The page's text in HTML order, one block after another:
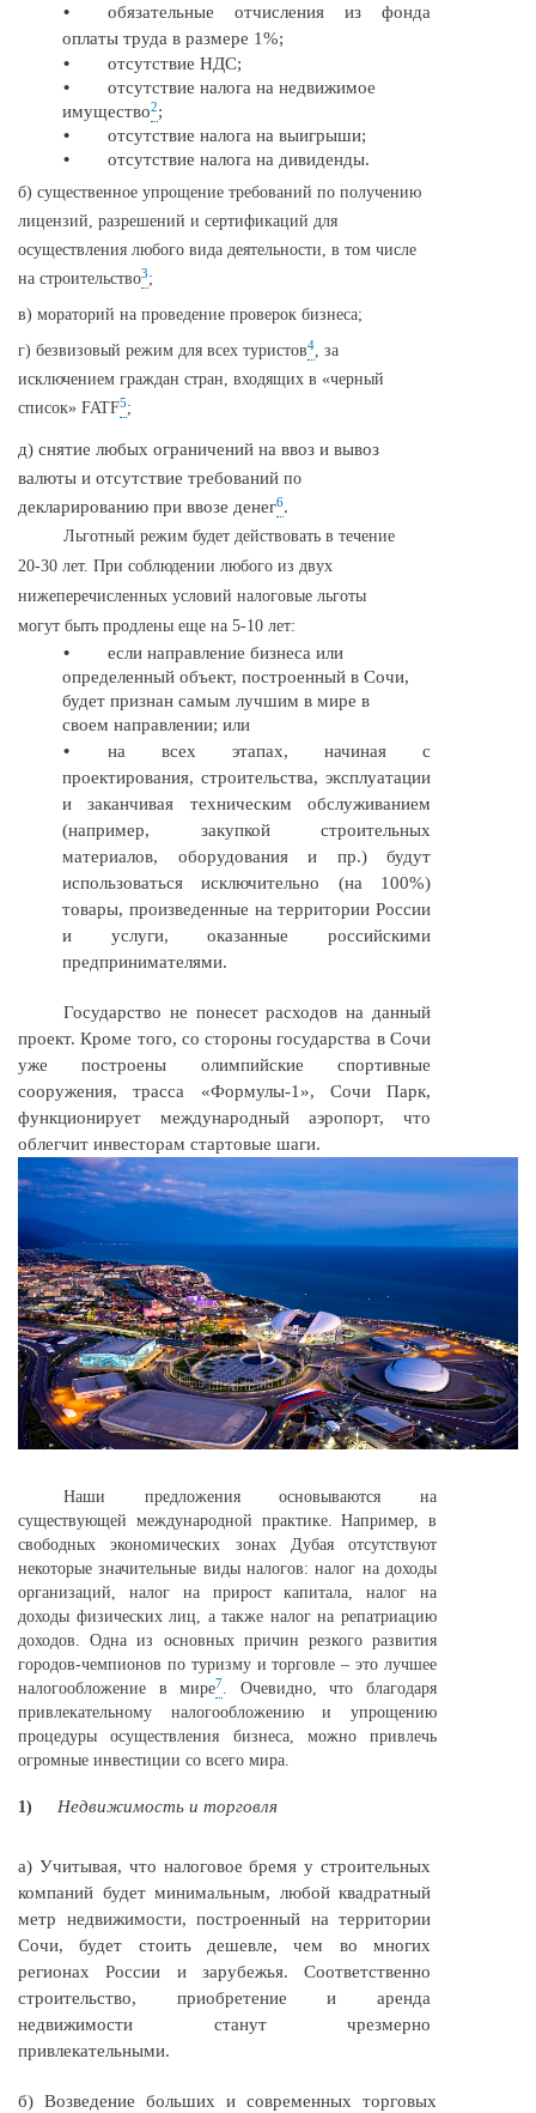
•
обязательные отчисления из фонда
оплаты труда в размере 1%;
• отсутствие НДС;
•
отсутствие налога на недвижимое
имущество2;
• отсутствие налога на выигрыши;
• отсутствие налога на дивиденды.
б) существенное упрощение требований по получению
лицензий, разрешений и сертификаций для
осуществления любого вида деятельности, в том числе
на строительство3;
в) мораторий на проведение проверок бизнеса;
г) безвизовый режим для всех туристов4, за
исключением граждан стран, входящих в «черный
список» FATF5;
д) снятие любых ограничений на ввоз и вывоз
валюты и отсутствие требований по
декларированию при ввозе денег6.
Льготный режим будет действовать в течение
20-30 лет. При соблюдении любого из двух
нижеперечисленных условий налоговые льготы
могут быть продлены еще на 5-10 лет:
•
если направление бизнеса или
определенный объект, построенный в Сочи,
будет признан самым лучшим в мире в
своем направлении; или
•
на всех этапах, начиная с
проектирования, строительства, эксплуатации
и заканчивая техническим обслуживанием
(например, закупкой строительных
материалов, оборудования и пр.) будут
использоваться исключительно (на 100%)
товары, произведенные на территории России
и услуги, оказанные российскими
предпринимателями.
Государство не понесет расходов на данный
проект. Кроме того, со стороны государства в Сочи
уже построены олимпийские спортивные
сооружения, трасса «Формулы-1», Сочи Парк,
функционирует международный аэропорт, что
облегчит инвесторам стартовые шаги.
Наши предложения основываются на
существующей международной практике. Например, в
свободных экономических зонах Дубая отсутствуют
некоторые значительные виды налогов: налог на доходы
организаций, налог на прирост капитала, налог на
доходы физических лиц, а также налог на репатриацию
доходов. Одна из основных причин резкого развития
городов-чемпионов по туризму и торговле – это лучшее
налогообложение в мире7. Очевидно, что благодаря
привлекательному налогообложению и упрощению
процедуры осуществления бизнеса, можно привлечь
огромные инвестиции со всего мира.
1) Недвижимость и торговля
а) Учитывая, что налоговое бремя у строительных
компаний будет минимальным, любой квадратный
метр недвижимости, построенный на территории
Сочи, будет стоить дешевле, чем во многих
регионах России и зарубежья. Соответственно
строительство, приобретение и аренда
недвижимости станут чрезмерно
привлекательными.
б) Возведение больших и современных торговых